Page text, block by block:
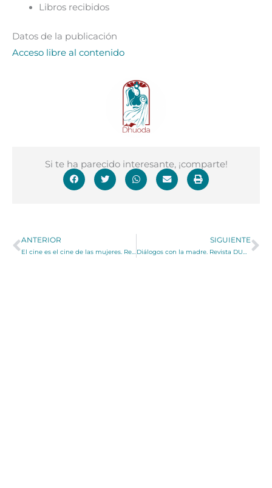
Libros recibidos
Datos de la publicación
Acceso libre al contenido
Si te ha parecido interesante, ¡comparte!
ANTERIOR
El cine es el cine de las mujeres. Revista DUODA — Número 24 (2003)
SIGUIENTE
Diálogos con la madre. Revista DUODA — Número 22 (2002)